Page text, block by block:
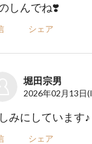
しんでね❣️
シェア
堀田宗男
2026年02月13日
みにしています♪
シェア